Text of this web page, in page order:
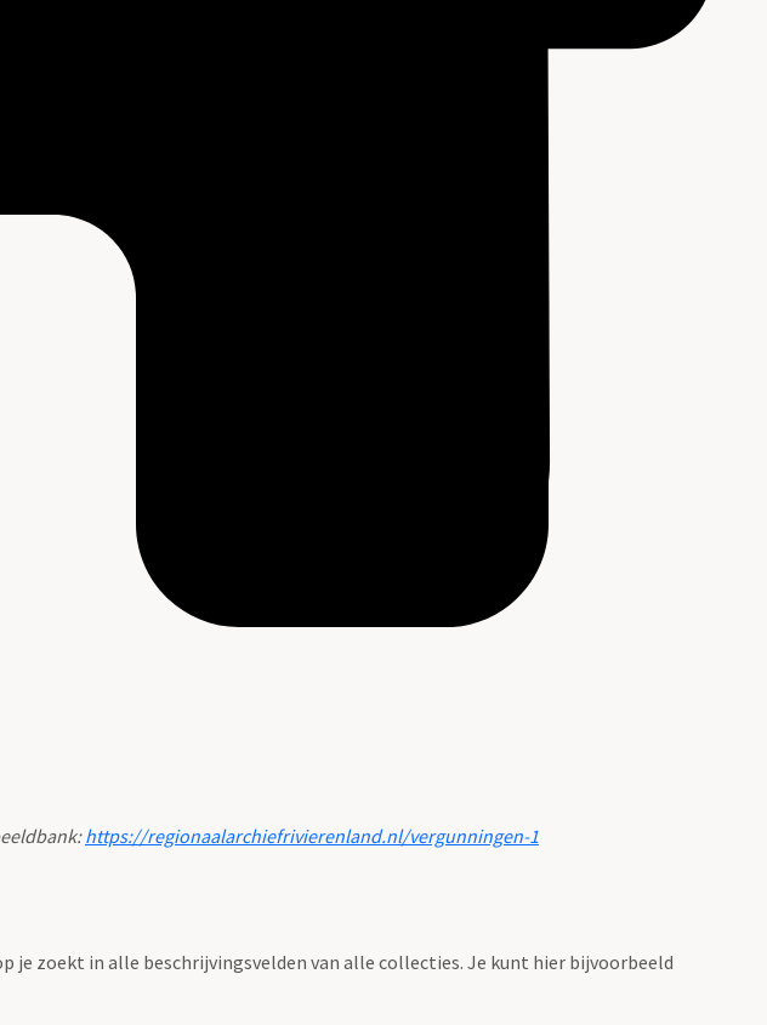
https://regionaalarchiefrivierenland.nl/vergunningen-1
je zoekt in alle beschrijvingsvelden van alle collecties. Je kunt hier bijvoorbeeld